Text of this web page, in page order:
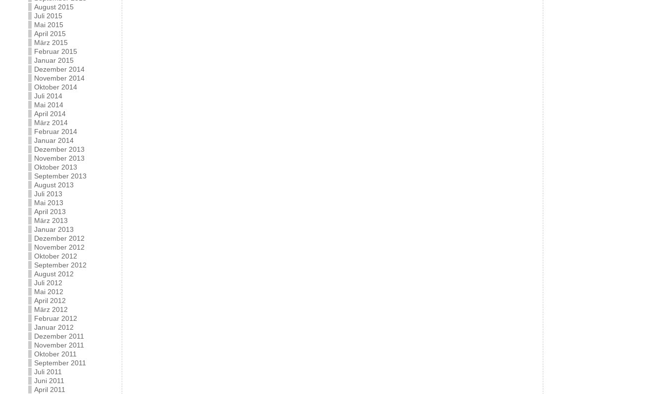
August 2015
Juli 2015
Mai 2015
April 2015
März 2015
Februar 2015
Januar 2015
Dezember 2014
November 2014
Oktober 2014
Juli 2014
Mai 2014
April 2014
März 2014
Februar 2014
Januar 2014
Dezember 2013
November 2013
Oktober 2013
September 2013
August 2013
Juli 2013
Mai 2013
April 2013
März 2013
Januar 2013
Dezember 2012
November 2012
Oktober 2012
September 2012
August 2012
Juli 2012
Mai 2012
April 2012
März 2012
Februar 2012
Januar 2012
Dezember 2011
November 2011
Oktober 2011
September 2011
Juli 2011
Juni 2011
April 2011